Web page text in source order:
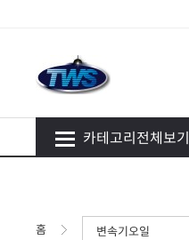
카테고리전체보기
홈 변속기오일